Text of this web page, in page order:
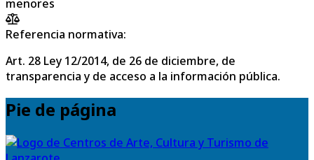
menores
Referencia normativa:
Art. 28 Ley 12/2014, de 26 de diciembre, de
transparencia y de acceso a la información pública.
Pie de página